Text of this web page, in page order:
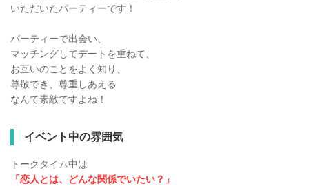
いただいたパーティーです！
パーティーで出会い、
マッチングしてデートを重ねて、
お互いのことをよく知り、
尊敬でき、尊重しあえる
なんて素敵ですよね！
イベント中の雰囲気
トークタイム中は
「恋人とは、どんな関係でいたい？」